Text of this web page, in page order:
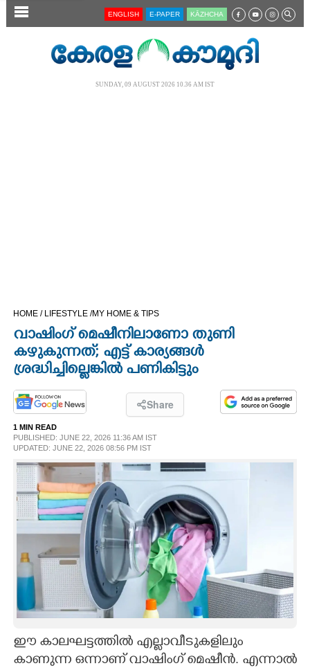
SECTIONS
OPINION
PHOTOS
LIFESTYLE
SPIRITUAL
INFO+
ART
ASTRO
CARTOONS
ENGLISH E-PAPER KĀZHCHA
SUNDAY, 09 AUGUST 2026 10.36 AM IST
HOME / LIFESTYLE /MY HOME & TIPS
വാഷിംഗ് മെഷീനിലാണോ തുണി
കഴുകുന്നത്; എട്ട് കാര്യങ്ങൾ
ശ്രദ്ധിച്ചില്ലെങ്കിൽ പണികിട്ടും
Share
1 MIN READ
PUBLISHED: JUNE 22, 2026 11:36 AM IST
UPDATED: JUNE 22, 2026 08:56 PM IST
ഈ കാലഘട്ടത്തിൽ എല്ലാവീടുകളിലും
കാണുന്ന ഒന്നാണ് വാഷിംഗ് മെഷീൻ. എന്നാൽ